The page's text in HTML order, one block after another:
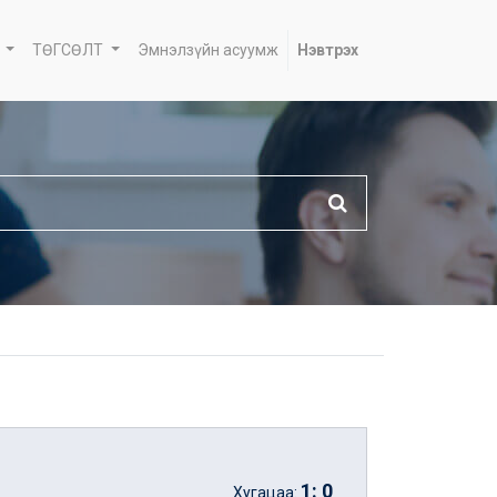
ТӨГСӨЛТ Эмнэлзүйн асуумж Нэвтрэх
Хугацаа: 1: 0